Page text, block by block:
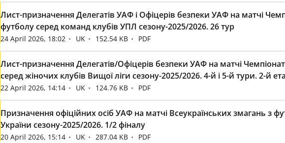
Лист-призначення Делегатів УАФ і Офіцерів безпеки УАФ на матчі
футболу серед команд клубів УПЛ сезону-2025/2026. 26 тур
24 April 2026, 18:02 UK 152.54 KB PDF
Лист-призначення Делегатів/Офіцерів безпеки УАФ на матчі
серед жіночих клубів Вищої ліги сезону-2025/2026. 4-й і 5-й тури. 2-й
22 April 2026, 14:14 UK 124.76 KB PDF
Призначення офіційних осіб УАФ на матчі Всеукраїнських змагань з
України сезону-2025/2026. 1/2 фіналу
20 April 2026, 15:14 UK 287.04 KB PDF